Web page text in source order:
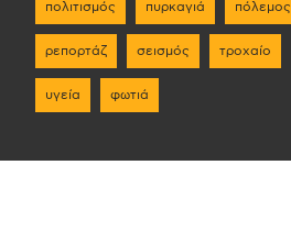
πολιτισμός πυρκαγιά πόλεμος
ρεπορτάζ σεισμός τροχαίο
υγεία φωτιά